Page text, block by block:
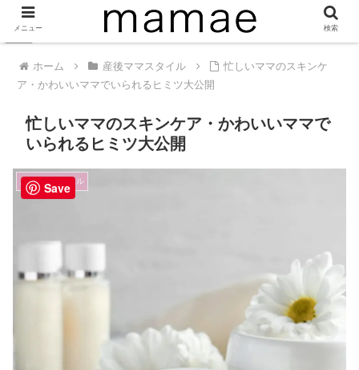
PR
ホーム 産後ママスタイル
忙しいママのスキンケ
ア・かわいいママでいられるヒミツ大公開
忙しいママのスキンケア・かわいいママで
いられるヒミツ大公開
産後ママスタイル
メニュー 検索
Save